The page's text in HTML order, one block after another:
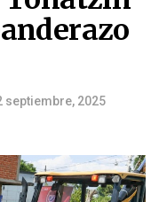
septiembre, 2025